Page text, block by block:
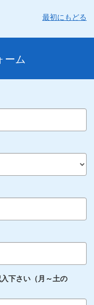
最初にもどる
ーム
下さい（月～土の